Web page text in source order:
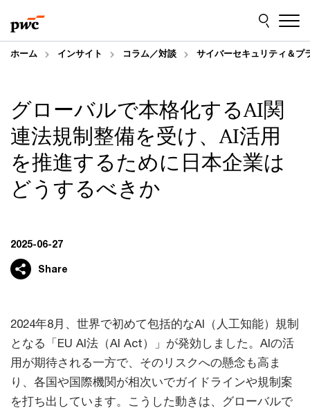
to
content
to
footer
ホーム インサイト コラム／対談 サイバーセキュリティ＆プ
グローバルで本格化するAI関
連法規制整備を受け、AI活用
を推進するために日本企業は
どうするべきか
2025-06-27
Share
2024年8月、世界で初めて包括的なAI（人工知能）規制
となる「EU AI法（AI Act）」が発効しました。AIの活
用が期待される一方で、そのリスクへの懸念も高ま
り、各国や国際機関が相次いでガイドラインや規制案
を打ち出しています。こうした動きは、グローバルで